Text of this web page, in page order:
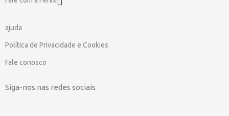
ajuda
Política de Privacidade e Cookies
Fale conosco
Siga-nos nas redes sociais